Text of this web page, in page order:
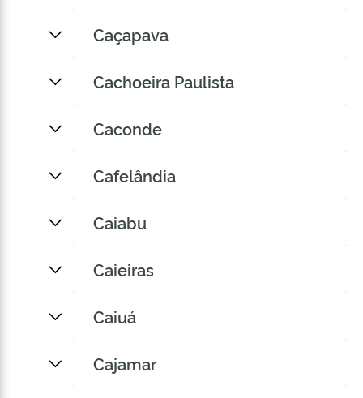
Caçapava
Cachoeira Paulista
Caconde
Cafelândia
Caiabu
Caieiras
Caiuá
Cajamar